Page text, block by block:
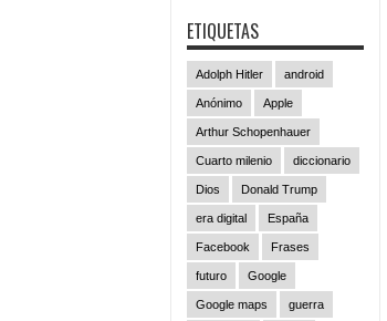
ETIQUETAS
Adolph Hitler android
Anónimo Apple
Arthur Schopenhauer
Cuarto milenio diccionario
Dios Donald Trump
era digital España
Facebook Frases
futuro Google
Google maps guerra